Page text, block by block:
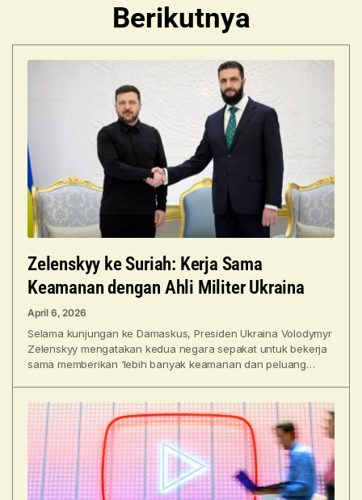
Berikutnya
Zelenskyy ke Suriah: Kerja Sama
Keamanan dengan Ahli Militer Ukraina
April 6, 2026
Selama kunjungan ke Damaskus, Presiden Ukraina Volodymyr
Zelenskyy mengatakan kedua negara sepakat untuk bekerja
sama memberikan ‘lebih banyak keamanan dan peluang